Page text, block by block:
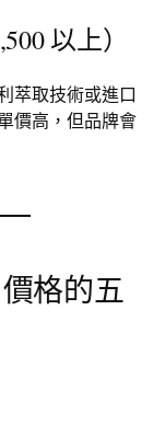
以上）
萃取技術或進口
價高，但品牌會
格的五